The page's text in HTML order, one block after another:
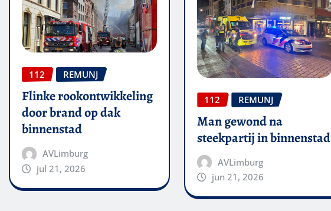
112 REMUNJ
Flinke rookontwikkeling
door brand op dak
binnenstad
AVLimburg
jul 21, 2026
112 REMUNJ
Man gewond na
steekpartij in binnenstad
AVLimburg
jun 21, 2026